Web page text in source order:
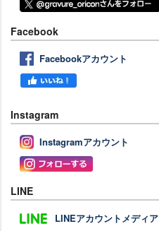
Facebook
Facebookアカウント
Instagram
Instagramアカウント
LINE
LINEアカウントメディア